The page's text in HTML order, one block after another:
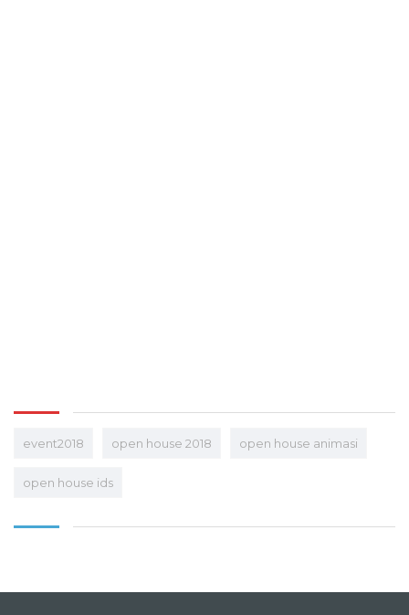
event2018 open house 2018 open house animasi
open house ids